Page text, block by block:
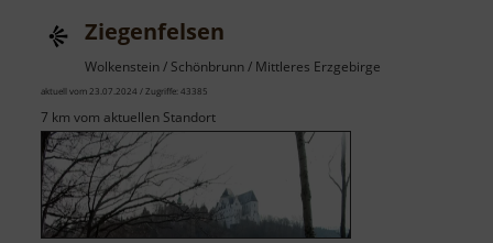
Ziegenfelsen
Wolkenstein / Schönbrunn / Mittleres Erzgebirge
aktuell vom 23.07.2024 / Zugriffe: 43385
7 km vom aktuellen Standort